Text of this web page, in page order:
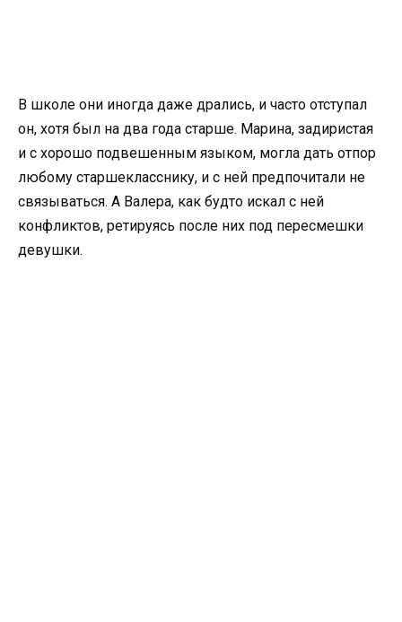
В школе они иногда даже дрались, и часто отступал
он, хотя был на два года старше. Марина, задиристая
и с хорошо подвешенным языком, могла дать отпор
любому старшекласснику, и с ней предпочитали не
связываться. А Валера, как будто искал с ней
конфликтов, ретируясь после них под пересмешки
девушки.